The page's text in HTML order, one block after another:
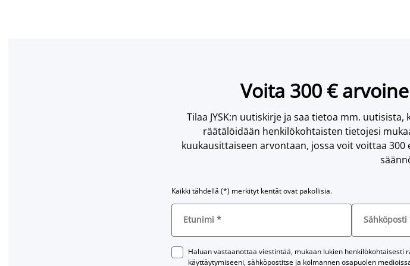
Voita 300 €
Tilaa JYSK:n uutiskirje ja saa tietoa mm.
räätälöidään henkilökohtaisten tietojesi
kuukausittaiseen arvontaan, jossa voit voittaa
Kaikki tähdellä (*) merkityt kentät ovat pakollisia.
Etunimi * Sähköposti
Haluan vastaanottaa viestintää, mukaan lukien
käyttäytymiseeni, sähköpostitse ja kolmannen osapuolen